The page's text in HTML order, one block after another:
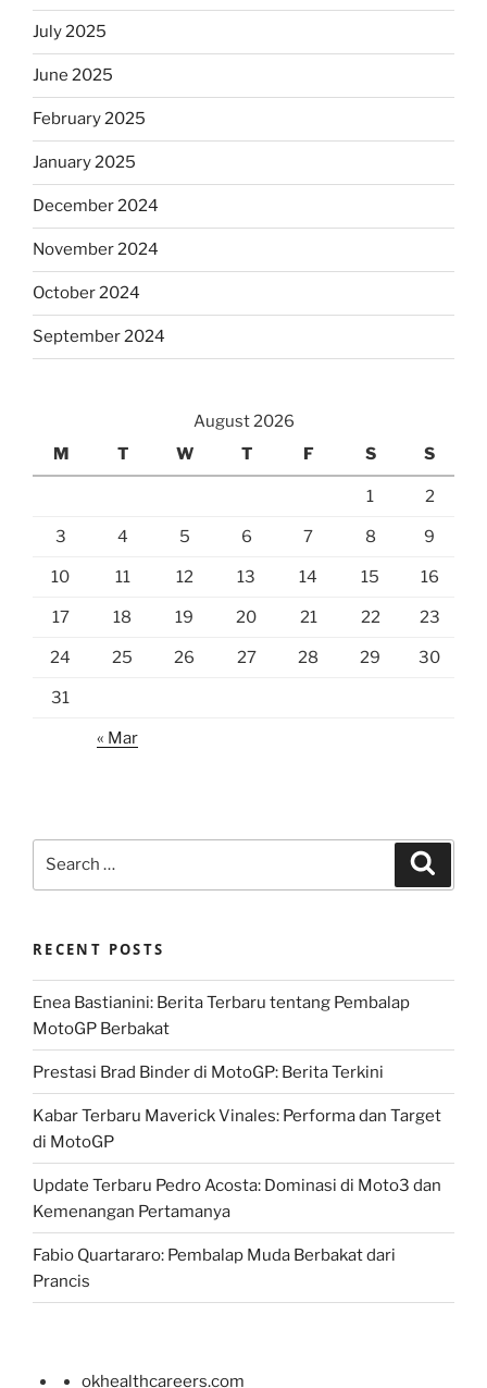
July 2025
June 2025
February 2025
January 2025
December 2024
November 2024
October 2024
September 2024
August 2026
M
T W T F S S
1 2
3 4 5 6 7 8 9
10 11 12 13 14 15 16
17 18 19 20 21 22 23
24 25 26 27 28 29 30
31
« Mar
RECENT POSTS
Enea Bastianini: Berita Terbaru tentang Pembalap
MotoGP Berbakat
Prestasi Brad Binder di MotoGP: Berita Terkini
Kabar Terbaru Maverick Vinales: Performa dan Target
di MotoGP
Update Terbaru Pedro Acosta: Dominasi di Moto3 dan
Kemenangan Pertamanya
Fabio Quartararo: Pembalap Muda Berbakat dari
Prancis
okhealthcareers.com